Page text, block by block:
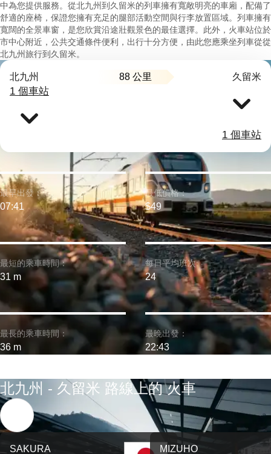
中為您提供服務。從北九州到久留米的列車擁有寬敞明亮的車廂，配備了
舒適的座椅，保證您擁有充足的腿部活動空間與行李放置區域。列車擁有
寬闊的全景車窗，是您欣賞沿途壯觀景色的最佳選擇。此外，火車站位於
市中心附近，公共交通條件便利，出行十分方便，由此您應乘坐列車從從
北九州旅行到久留米。
北九州 88 公里 久留米
1 個車站
1 個車站
最短的乘車時間：
31 m
最早出發：
07:41
最長的乘車時間：
36 m
最低價格：
$49
每日平均班次:
24
最晚出發：
22:43
北九州 - 久留米 路線上的 火車
SAKURA MIZUHO